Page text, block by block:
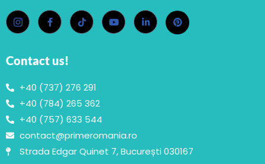
Contact us!
+40 (737) 276 291
+40 (784) 265 362
+40 (757) 633 544
contact@primeromania.ro
Strada Edgar Quinet 7, București 030167